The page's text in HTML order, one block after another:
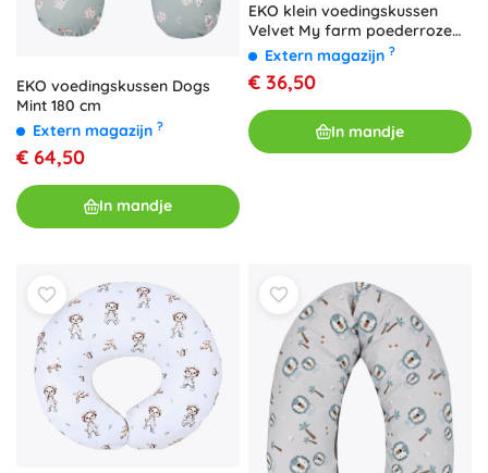
EKO voedingskussen Dogs
Mint 180 cm
Extern magazijn ?
€ 64,50
In mandje
EKO klein voedingskussen
Velvet My farm poederroze
60 × 60 cm
Extern magazijn ?
€ 36,50
In mandje